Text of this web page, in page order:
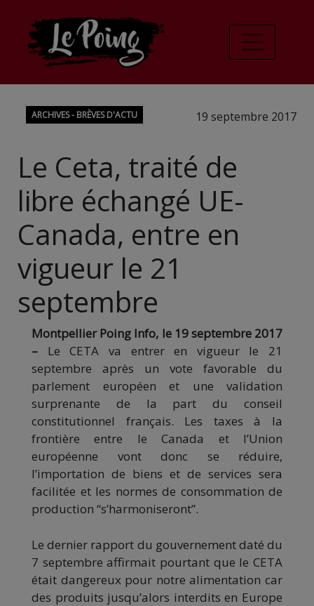
ARCHIVES - BRÈVES D'ACTU 19 septembre 2017
Le Ceta, traité de
libre échangé UE-
Canada, entre en
vigueur le 21
septembre
Montpellier Poing Info, le 19 septembre 2017
– Le CETA va entrer en vigueur le 21
septembre après un vote favorable du
parlement européen et une validation
surprenante de la part du conseil
constitutionnel français. Les taxes à la
frontière entre le Canada et l’Union
européenne vont donc se réduire,
l’importation de biens et de services sera
facilitée et les normes de consommation de
production “s’harmoniseront”.
Le dernier rapport du gouvernement daté du
7 septembre affirmait pourtant que le CETA
était dangereux pour notre alimentation car
des produits jusqu’alors interdits en Europe